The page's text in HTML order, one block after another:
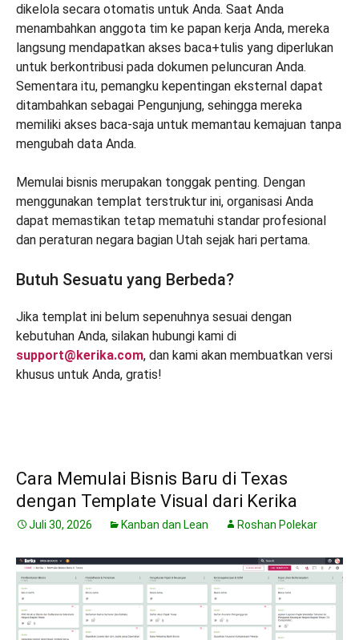
dikelola secara otomatis untuk Anda. Saat Anda
menambahkan anggota tim ke papan kerja Anda, mereka
langsung mendapatkan akses baca+tulis yang diperlukan
untuk berkontribusi pada dokumen peluncuran Anda.
Sementara itu, pemangku kepentingan eksternal dapat
ditambahkan sebagai Pengunjung, sehingga mereka
memiliki akses baca-saja untuk memantau kemajuan tanpa
mengubah data Anda.
Memulai bisnis merupakan tonggak penting. Dengan
menggunakan templat terstruktur ini, organisasi Anda
dapat memastikan tetap mematuhi standar profesional
dan peraturan negara bagian Utah sejak hari pertama.
Butuh Sesuatu yang Berbeda?
Jika templat ini belum sepenuhnya sesuai dengan
kebutuhan Anda, silakan hubungi kami di
support@kerika.com, dan kami akan membuatkan versi
khusus untuk Anda, gratis!
Cara Memulai Bisnis Baru di Texas
dengan Template Visual dari Kerika
Juli 30, 2026 Kanban dan Lean Roshan Polekar